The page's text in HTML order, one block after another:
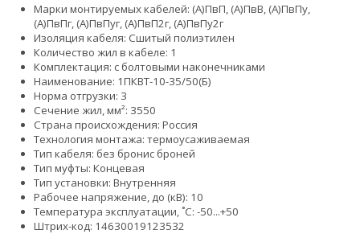
Марки монтируемых кабелей: (А)ПвП, (А)ПвВ, (А)ПвПу,
(А)ПвПг, (А)ПвПуг, (А)ПвП2г, (А)ПвПу2г
Изоляция кабеля: Сшитый полиэтилен
Количество жил в кабеле: 1
Комплектация: с болтовыми наконечниками
Наименование: 1ПКВТ-10-35/50(Б)
Норма отгрузки: 3
Сечение жил, мм²: 3550
Страна происхождения: Россия
Технология монтажа: термоусаживаемая
Тип кабеля: без бронис броней
Тип муфты: Концевая
Тип установки: Внутренняя
Рабочее напряжение, до (кВ): 10
Температура эксплуатации, ˚С: -50...+50
Штрих-код: 14630019123532